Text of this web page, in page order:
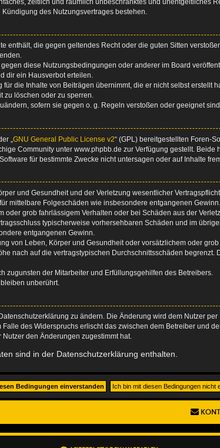
zeitlich und räumlich unbeschränktes und unentgeltliches
des Nutzungsvertrages bestehen.
enthält, die gegen geltendes Recht oder die guten Sitten
diese Nutzungsbedingungen oder anderer im Board
dir ein Hausverbot erteilen.
die Inhalte von Beiträgen übernimmt, die er nicht selbst erstellt
zu löschen oder zu sperren.
sofern sie gegen o. g. Regeln verstoßen oder geeignet
„ GNU General Public License v2“ (GPL) bereitgestellten Foren-
Community unter www.phpbb.de zur Verfügung gestellt.
für bestimmte Zwecke nicht untersagen oder auf Inhalte
und Gesundheit und der Verletzung wesentlicher
mittelbare Folgeschäden wie insbesondere entgangenen Gewinn.
grob fahrlässigem Verhalten oder bei Schäden aus der
typischerweise vorhersehbaren Schäden und im
entgangenen Gewinn.
von Leben, Körper und Gesundheit oder vorsätzlichem oder
nach auf die vertragstypischen Durchschnittsschäden
zugunsten der Mitarbeiter und Erfüllungsgehilfen des Betreibers.
unberührt.
zu ändern. Die Änderung wird dem Nutzer per
des Widerspruchs erlischt das zwischen dem Betreiber und
den Änderungen zugestimmt hat.
sind in der Datenschutzerklärung enthalten.